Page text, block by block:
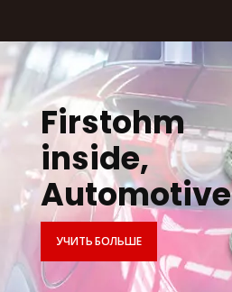
Firstohm
inside,
Automotive
УЧИТЬ БОЛЬШЕ